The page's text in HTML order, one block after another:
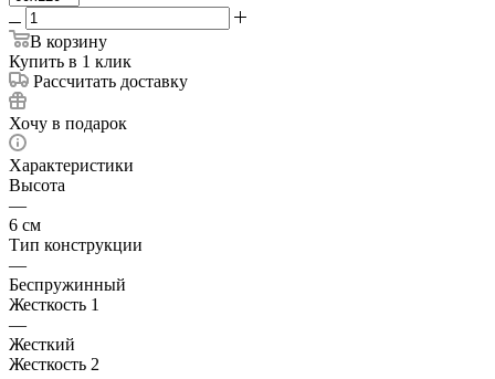
В корзину
Купить в 1 клик
Рассчитать доставку
Хочу в подарок
Характеристики
Высота
—
6 см
Тип конструкции
—
Беспружинный
Жесткость 1
—
Жесткий
Жесткость 2